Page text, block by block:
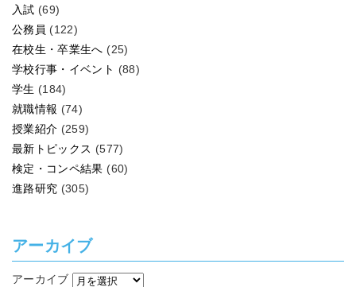
入試 (69)
公務員 (122)
在校生・卒業生へ (25)
学校行事・イベント (88)
学生 (184)
就職情報 (74)
授業紹介 (259)
最新トピックス (577)
検定・コンペ結果 (60)
進路研究 (305)
アーカイブ
アーカイブ